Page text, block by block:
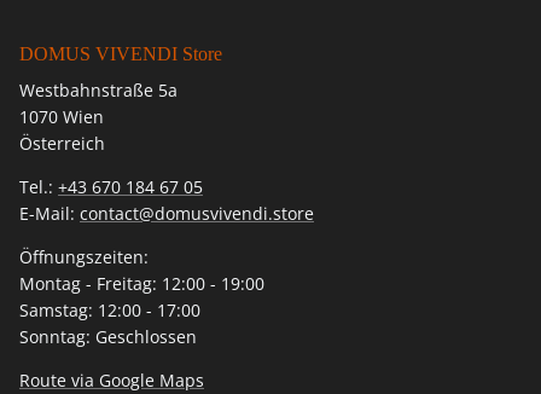
DOMUS VIVENDI Store
Westbahnstraße 5a
1070 Wien
Österreich
Tel.: +43 670 184 67 05
E-Mail: contact@domusvivendi.store
Öffnungszeiten:
Montag - Freitag: 12:00 - 19:00
Samstag: 12:00 - 17:00
Sonntag: Geschlossen
Route via Google Maps